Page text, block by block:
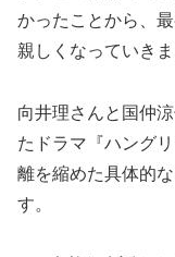
かったことから、
親しくなっていきま
向井理さんと国仲
たドラマ『ハング
離を縮めた具体的
す。